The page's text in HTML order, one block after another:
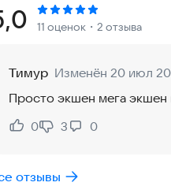
о последствиях.
Полицейские погоня:
Динамичные
Цель - не сдаваться: Ты
на твоём пути.
11 оценок ・2 отзыва
Тимур Изменён 20 июл
Просто экшен мега экшен
Нравится:
0
Не нравится:
3 0
отзывы